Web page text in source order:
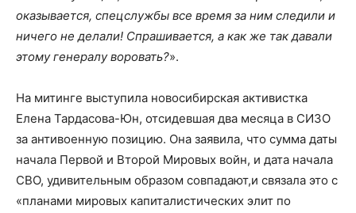
оказывается, спецслужбы все время за ним следили и
ничего не делали! Спрашивается, а как же так давали
этому генералу воровать?».
На митинге выступила новосибирская активистка
Елена Тардасова-Юн, отсидевшая два месяца в СИЗО
за антивоенную позицию. Она заявила, что сумма даты
начала Первой и Второй Мировых войн, и дата начала
СВО, удивительным образом совпадают,и связала это с
«планами мировых капиталистических элит по